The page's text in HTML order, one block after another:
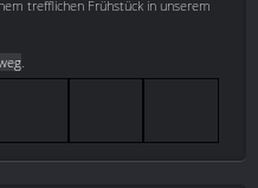
trefflichen Frühstück in unserem